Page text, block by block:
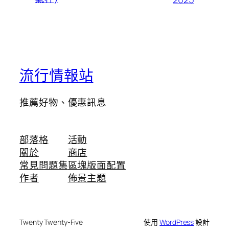
流行情報站
推薦好物、優惠訊息
部落格
關於
常見問題集
作者
活動
商店
區塊版面配置
佈景主題
Twenty Twenty-Five 使用WordPress設計